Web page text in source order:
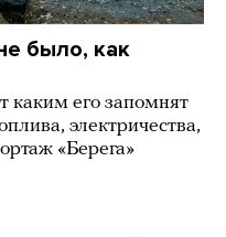
было, как
каким его запомнят
электричества,
«Берега»